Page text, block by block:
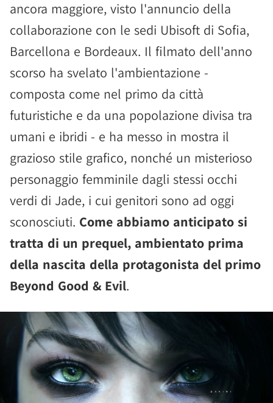
ancora maggiore, visto l'annuncio della
collaborazione con le sedi Ubisoft di Sofia,
Barcellona e Bordeaux. Il filmato dell'anno
scorso ha svelato l'ambientazione -
composta come nel primo da città
futuristiche e da una popolazione divisa tra
umani e ibridi - e ha messo in mostra il
grazioso stile grafico, nonché un misterioso
personaggio femminile dagli stessi occhi
verdi di Jade, i cui genitori sono ad oggi
sconosciuti. Come abbiamo anticipato si
tratta di un prequel, ambientato prima
della nascita della protagonista del primo
Beyond Good & Evil.